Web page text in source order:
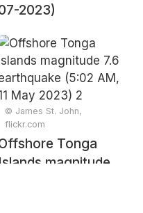
2023)
© James St. John,
flickr.com
Tonga
Islands magnitude